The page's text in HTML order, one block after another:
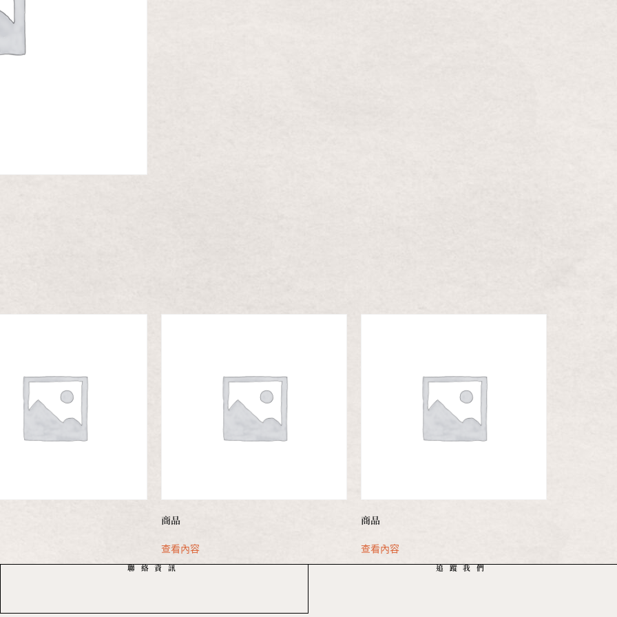
商品
查看內容
商品
查看內容
聯絡資訊 追蹤我們